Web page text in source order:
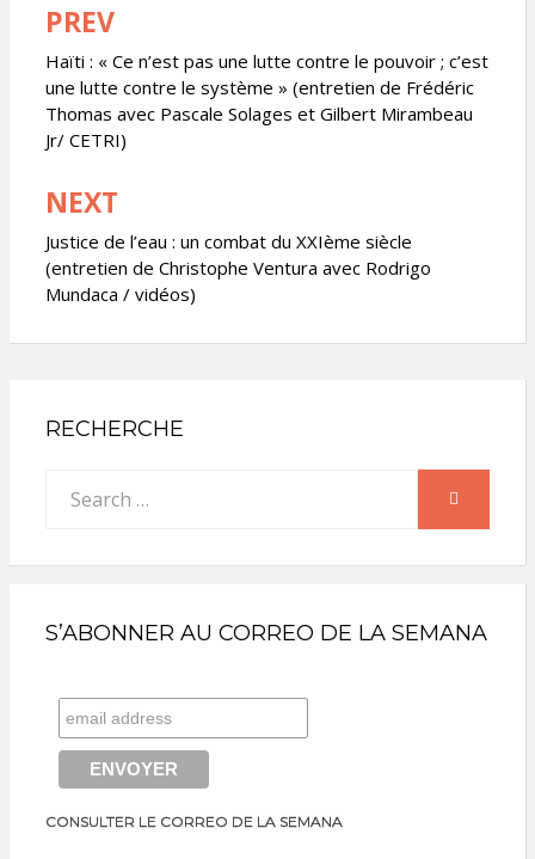
Navigation
de
l’article
PREV
Haïti : « Ce n’est pas une lutte contre le pouvoir ; c’est
une lutte contre le système » (entretien de Frédéric
Thomas avec Pascale Solages et Gilbert Mirambeau
Jr/ CETRI)
NEXT
Justice de l’eau : un combat du XXIème siècle
(entretien de Christophe Ventura avec Rodrigo
Mundaca / vidéos)
RECHERCHE
for:
SEARCH
S’ABONNER AU CORREO DE LA SEMANA
CONSULTER LE CORREO DE LA SEMANA